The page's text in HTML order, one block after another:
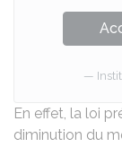
En effet, la loi
diminution du